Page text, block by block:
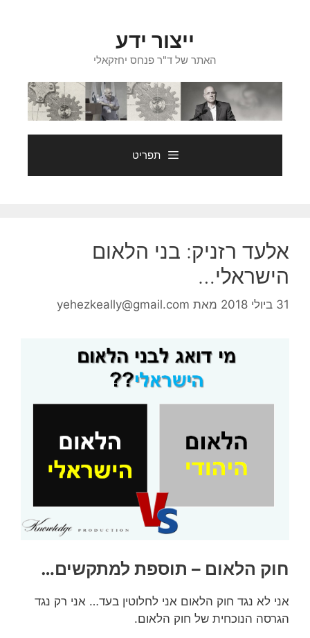
ייצור ידע
האתר של ד"ר פנחס יחזקאלי
תפריט
אלעד רזניק: בני הלאום
הישראלי…
31 ביולי 2018 מאת yehezkeally@gmail.com
חוק הלאום – תוספת למתקשים…
אני לא נגד חוק הלאום אני לחלוטין בעד… אני רק נגד
הגרסה הנוכחית של חוק הלאום.